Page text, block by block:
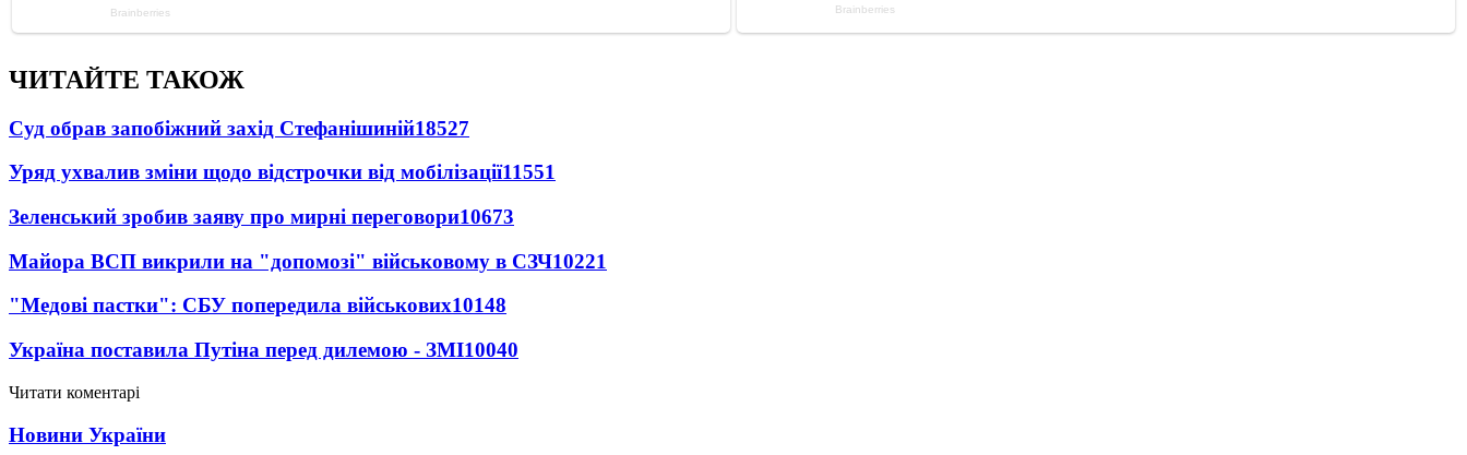
ЧИТАЙТЕ ТАКОЖ
Суд обрав запобіжний захід Стефанішиній18527
Уряд ухвалив зміни щодо відстрочки від мобілізації11551
Зеленський зробив заяву про мирні переговори10673
Майора ВСП викрили на "допомозі" військовому в СЗЧ10221
"Медові пастки": СБУ попередила військових10148
Україна поставила Путіна перед дилемою - ЗМІ10040
Читати коментарі
Новини України